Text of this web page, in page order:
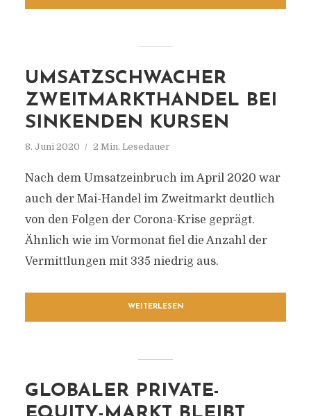
UMSATZSCHWACHER
ZWEITMARKTHANDEL BEI
SINKENDEN KURSEN
8. Juni 2020 2 Min. Lesedauer
Nach dem Umsatzeinbruch im April 2020 war
auch der Mai-Handel im Zweitmarkt deutlich
von den Folgen der Corona-Krise geprägt.
Ähnlich wie im Vormonat fiel die Anzahl der
Vermittlungen mit 335 niedrig aus.
WEITERLESEN
GLOBALER PRIVATE-